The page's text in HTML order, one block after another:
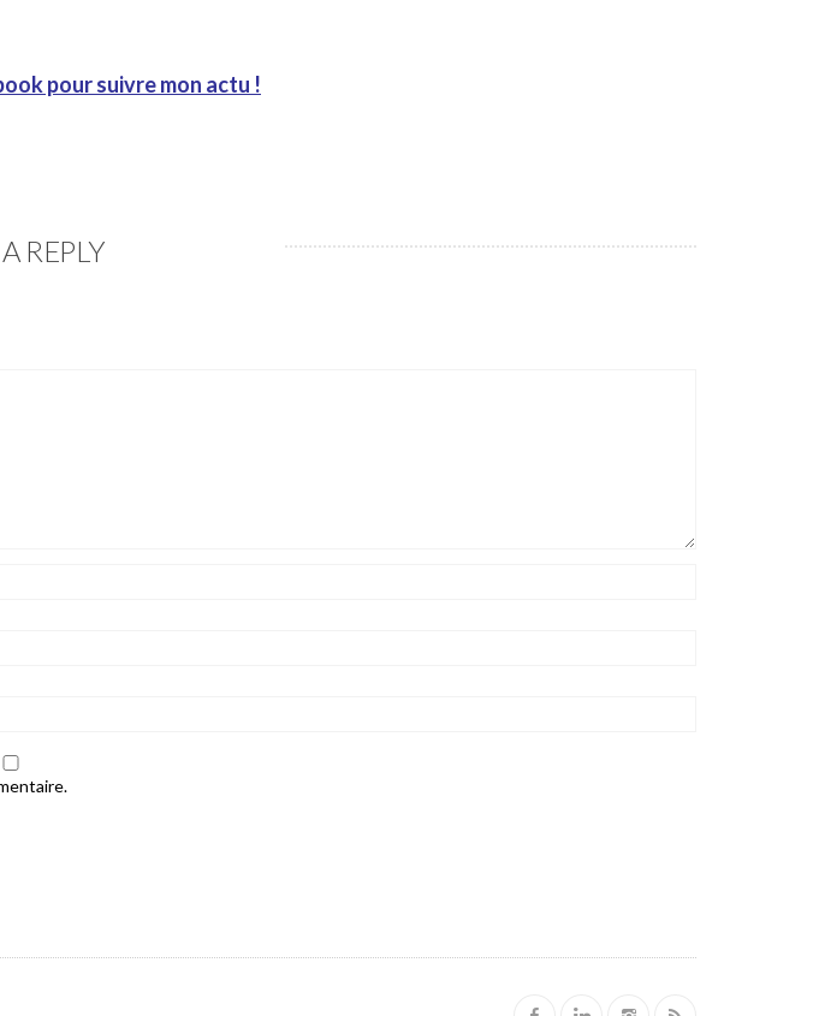
pour suivre mon actu !
REPLY